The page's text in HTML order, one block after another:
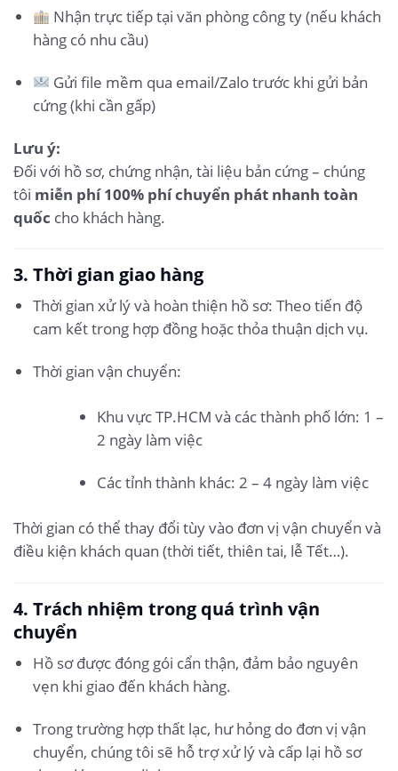
Nhận trực tiếp tại văn phòng công ty (nếu khách
hàng có nhu cầu)
Gửi file mềm qua email/Zalo trước khi gửi bản
cứng (khi cần gấp)
Lưu ý:
Đối với hồ sơ, chứng nhận, tài liệu bản cứng – chúng
tôi miễn phí 100% phí chuyển phát nhanh toàn
quốc cho khách hàng.
3. Thời gian giao hàng
Thời gian xử lý và hoàn thiện hồ sơ: Theo tiến độ
cam kết trong hợp đồng hoặc thỏa thuận dịch vụ.
Thời gian vận chuyển:
Khu vực TP.HCM và các thành phố lớn: 1 –
2 ngày làm việc
Các tỉnh thành khác: 2 – 4 ngày làm việc
Thời gian có thể thay đổi tùy vào đơn vị vận chuyển và
điều kiện khách quan (thời tiết, thiên tai, lễ Tết…).
4. Trách nhiệm trong quá trình vận
chuyển
Hồ sơ được đóng gói cẩn thận, đảm bảo nguyên
vẹn khi giao đến khách hàng.
Trong trường hợp thất lạc, hư hỏng do đơn vị vận
chuyển, chúng tôi sẽ hỗ trợ xử lý và cấp lại hồ sơ